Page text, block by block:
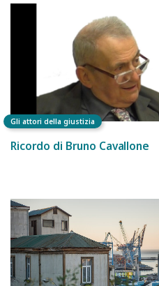
Gli attori della giustizia
Ricordo di Bruno Cavallone